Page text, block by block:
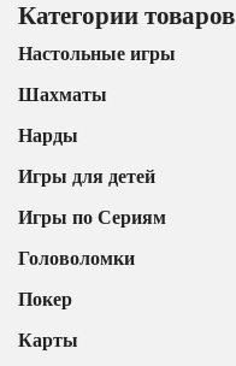
Категории товаров
Настольные игры
Шахматы
Нарды
Игры для детей
Игры по Сериям
Головоломки
Покер
Карты